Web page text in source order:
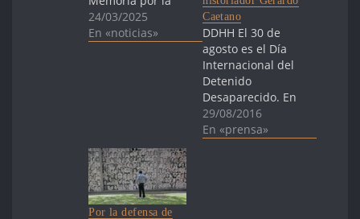
Verdad y la
Justicia El 24 de
de represión y
persecución
política de forma
coordinada bajo
el Plan Cóndor.…
24/03/2025
En «noticias»
Caetano
DDHH El 30 de
agosto es el Día
Internacional del
Detenido
Desaparecido. En
Uruguay se
conmemora con
29/08/2016
En «prensa»
Por la defensa de